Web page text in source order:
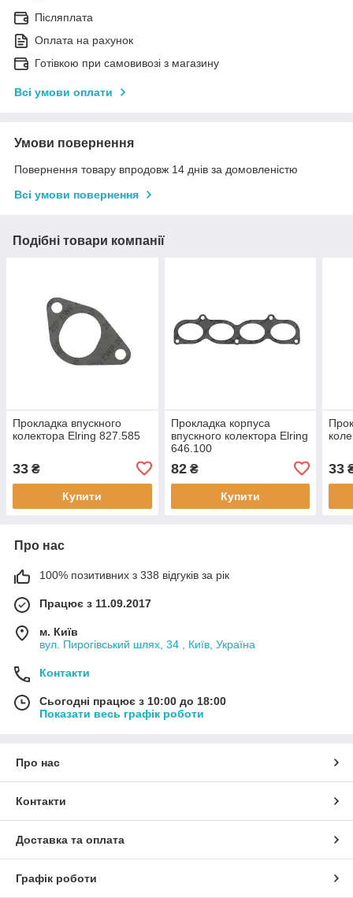
Післяплата
Оплата на рахунок
Готівкою при самовивозі з магазину
Всі умови оплати
Умови повернення
Повернення товару впродовж 14 днів за домовленістю
Всі умови повернення
Подібні товари компанії
Прокладка впускного
колектора Elring 827.585
33 ₴
Купити
Прокладка корпуса
впускного колектора Elring
646.100
82₴
Купити
33
Про нас
100% позитивних з 338 відгуків за рік
Працює з 11.09.2017
м. Київ
вул. Пирогівський шлях, 34 , Київ, Україна
Контакти
Сьогодні працює з 10:00 до 18:00
Показати весь графік роботи
Про нас
Контакти
Доставка та оплата
Графік роботи